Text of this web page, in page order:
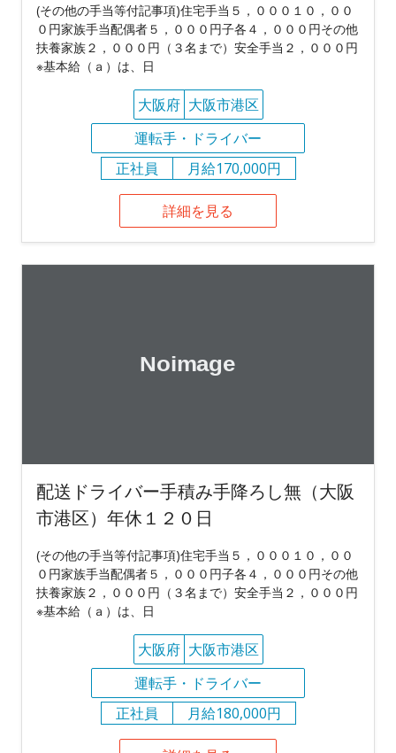
(その他の手当等付記事項)住宅手当５，０００１０，００
０円家族手当配偶者５，０００円子各４，０００円その他
扶養家族２，０００円（３名まで）安全手当２，０００円
※基本給（ａ）は、日
大阪府 大阪市港区
運転手・ドライバー
正社員
月給170,000円
詳細を見る
配送ドライバー手積み手降ろし無（大阪
市港区）年休１２０日
(その他の手当等付記事項)住宅手当５，０００１０，００
０円家族手当配偶者５，０００円子各４，０００円その他
扶養家族２，０００円（３名まで）安全手当２，０００円
※基本給（ａ）は、日
大阪府 大阪市港区
運転手・ドライバー
正社員
月給180,000円